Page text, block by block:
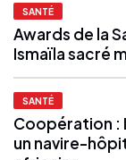
SANTÉ
Awards de la
Ismaïla sacré
SANTÉ
Coopération :
un navire-